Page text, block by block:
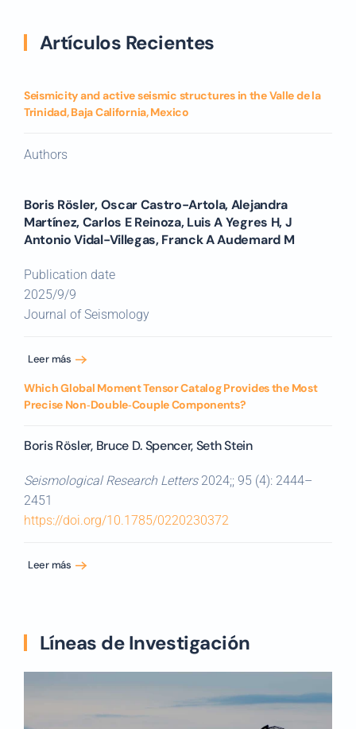
Artículos Recientes
Seismicity and active seismic structures in the Valle de la
Trinidad, Baja California, Mexico
Authors
Boris Rösler, Oscar Castro-Artola, Alejandra
Martínez, Carlos E Reinoza, Luis A Yegres H, J
Antonio Vidal-Villegas, Franck A Audemard M
Publication date
2025/9/9
Journal of Seismology
Leer más
Which Global Moment Tensor Catalog Provides the Most
Precise Non‐Double‐Couple Components?
Boris Rösler, Bruce D. Spencer, Seth Stein
Seismological Research Letters2024;; 95 (4): 2444–
2451
https://doi.org/10.1785/0220230372
Leer más
Líneas de Investigación